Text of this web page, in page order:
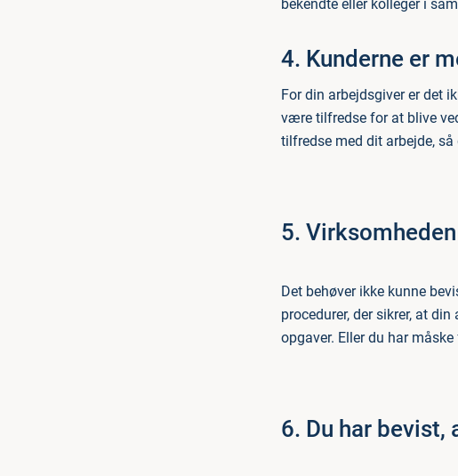
bekendte eller kolleger i
4. Kunderne er
For din arbejdsgiver er det
være tilfredse for at blive
tilfredse med dit arbejde,
5.
Det behøver ikke kunne
procedurer, der sikrer, at
opgaver. Eller du har
6. Du har